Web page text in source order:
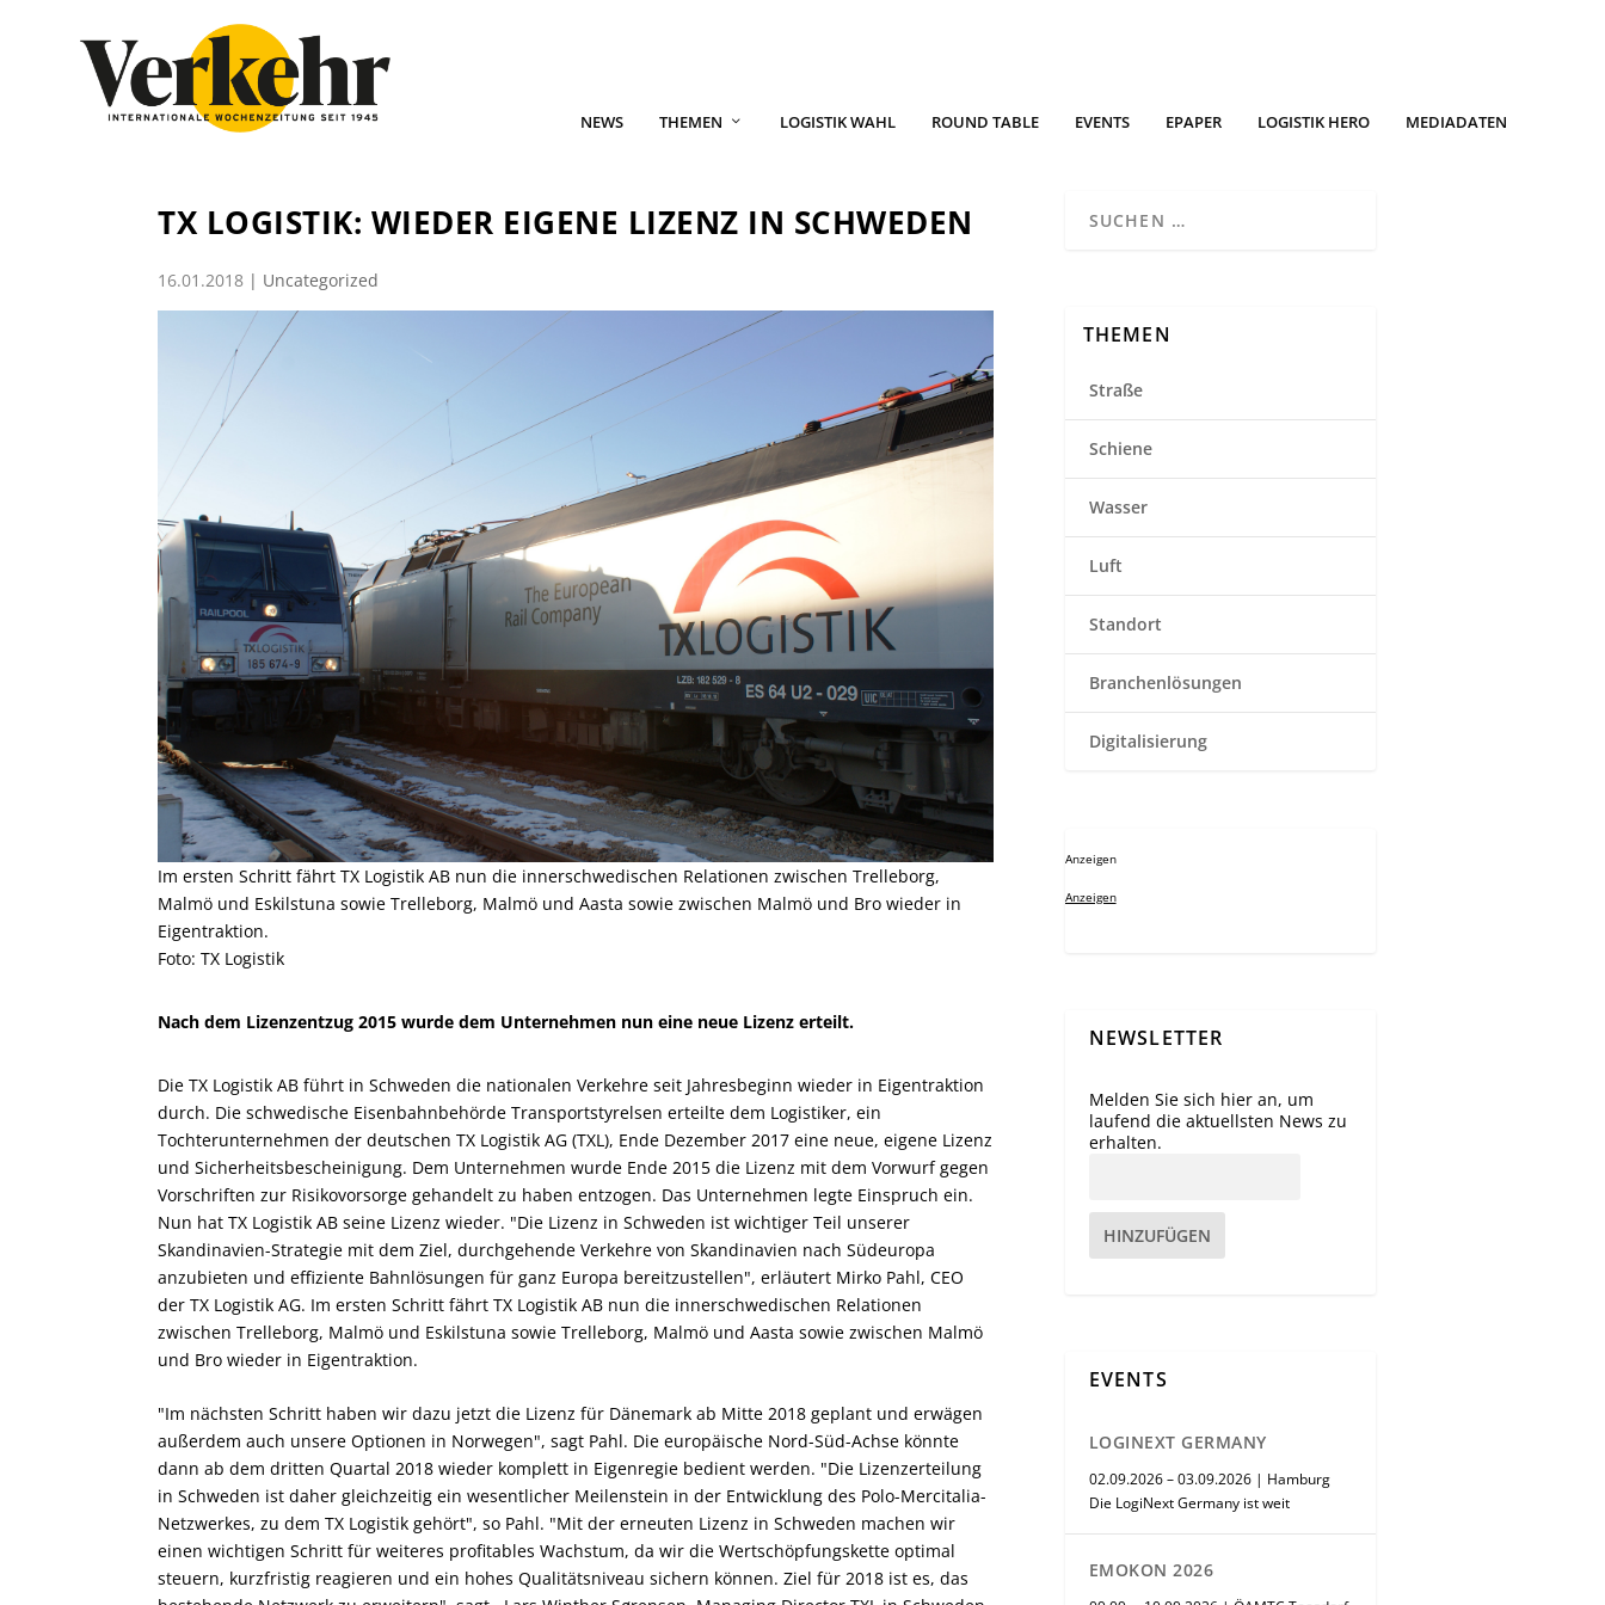
NEWS THEMEN LOGISTIK WAHL ROUND TABLE EVENTS EPAPER LOGISTIK HERO MEDIADATEN
TX LOGISTIK: WIEDER EIGENE LIZENZ IN SCHWEDEN
16.01.2018 | Uncategorized
Im ersten Schritt fährt TX Logistik AB nun die innerschwedischen Relationen zwischen Trelleborg,
Malmö und Eskilstuna sowie Trelleborg, Malmö und Aasta sowie zwischen Malmö und Bro wieder in
Eigentraktion.
Foto: TX Logistik
Nach dem Lizenzentzug 2015 wurde dem Unternehmen nun eine neue Lizenz erteilt.
Die TX Logistik AB führt in Schweden die nationalen Verkehre seit Jahresbeginn wieder in Eigentraktion
durch. Die schwedische Eisenbahnbehörde Transportstyrelsen erteilte dem Logistiker, ein
Tochterunternehmen der deutschen TX Logistik AG (TXL), Ende Dezember 2017 eine neue, eigene Lizenz
und Sicherheitsbescheinigung. Dem Unternehmen wurde Ende 2015 die Lizenz mit dem Vorwurf gegen
Vorschriften zur Risikovorsorge gehandelt zu haben entzogen. Das Unternehmen legte Einspruch ein.
Nun hat TX Logistik AB seine Lizenz wieder. "Die Lizenz in Schweden ist wichtiger Teil unserer
Skandinavien-Strategie mit dem Ziel, durchgehende Verkehre von Skandinavien nach Südeuropa
anzubieten und effiziente Bahnlösungen für ganz Europa bereitzustellen", erläutert Mirko Pahl, CEO
der TX Logistik AG. Im ersten Schritt fährt TX Logistik AB nun die innerschwedischen Relationen
zwischen Trelleborg, Malmö und Eskilstuna sowie Trelleborg, Malmö und Aasta sowie zwischen Malmö
und Bro wieder in Eigentraktion.
"Im nächsten Schritt haben wir dazu jetzt die Lizenz für Dänemark ab Mitte 2018 geplant und erwägen
außerdem auch unsere Optionen in Norwegen", sagt Pahl. Die europäische Nord-Süd-Achse könnte
dann ab dem dritten Quartal 2018 wieder komplett in Eigenregie bedient werden. "Die Lizenzerteilung
in Schweden ist daher gleichzeitig ein wesentlicher Meilenstein in der Entwicklung des Polo-Mercitalia-
Netzwerkes, zu dem TX Logistik gehört", so Pahl. "Mit der erneuten Lizenz in Schweden machen wir
einen wichtigen Schritt für weiteres profitables Wachstum, da wir die Wertschöpfungskette optimal
steuern, kurzfristig reagieren und ein hohes Qualitätsniveau sichern können. Ziel für 2018 ist es, das
THEMEN
Straße
Schiene
Wasser
Luft
Standort
Branchenlösungen
Digitalisierung
Anzeigen
Anzeigen
NEWSLETTER
Melden Sie sich hier an, um
laufend die aktuellsten News zu
erhalten.
HINZUFÜGEN
EVENTS
LOGINEXT GERMANY
02.09.2026 – 03.09.2026 | Hamburg
Die LogiNext Germany ist weit
EMOKON 2026